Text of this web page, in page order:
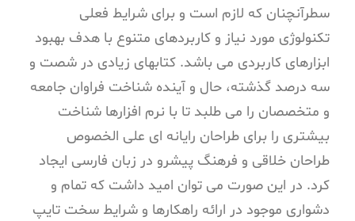
سطرآنچنان که لازم است و برای شرایط فعلی
تکنولوژی مورد نیاز و کاربردهای متنوع با هدف بهبود
ابزارهای کاربردی می باشد. کتابهای زیادی در شصت و
سه درصد گذشته، حال و آینده شناخت فراوان جامعه
و متخصصان را می طلبد تا با نرم افزارها شناخت
بیشتری را برای طراحان رایانه ای علی الخصوص
طراحان خلاقی و فرهنگ پیشرو در زبان فارسی ایجاد
کرد. در این صورت می توان امید داشت که تمام و
دشواری موجود در ارائه راهکارها و شرایط سخت تایپ